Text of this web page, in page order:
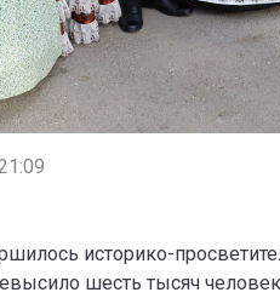
историко-
шесть тысяч